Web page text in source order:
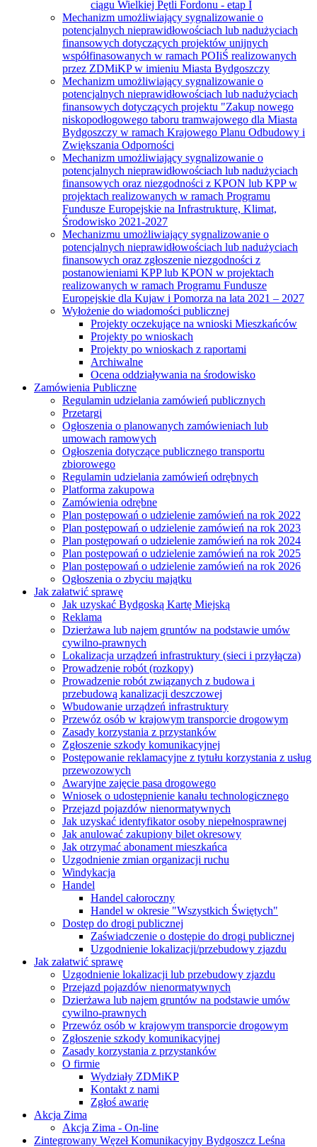
ciągu Wielkiej Pętli Fordonu - etap I
Mechanizm umożliwiający sygnalizowanie o
potencjalnych nieprawidłowościach lub nadużyciach
finansowych dotyczących projektów unijnych
współfinasowanych w ramach POIiŚ realizowanych
przez ZDMiKP w imieniu Miasta Bydgoszczy
Mechanizm umożliwiający sygnalizowanie o
potencjalnych nieprawidłowościach lub nadużyciach
finansowych dotyczących projektu "Zakup nowego
niskopodłogowego taboru tramwajowego dla Miasta
Bydgoszczy w ramach Krajowego Planu Odbudowy i
Zwiększania Odporności
Mechanizm umożliwiający sygnalizowanie o
potencjalnych nieprawidłowościach lub nadużyciach
finansowych oraz niezgodności z KPON lub KPP w
projektach realizowanych w ramach Programu
Fundusze Europejskie na Infrastrukturę, Klimat,
Środowisko 2021-2027
Mechanizmu umożliwiający sygnalizowanie o
potencjalnych nieprawidłowościach lub nadużyciach
finansowych oraz zgłoszenie niezgodności z
postanowieniami KPP lub KPON w projektach
realizowanych w ramach Programu Fundusze
Europejskie dla Kujaw i Pomorza na lata 2021 – 2027
Wyłożenie do wiadomości publicznej
Projekty oczekujące na wnioski Mieszkańców
Projekty po wnioskach
Projekty po wnioskach z raportami
Archiwalne
Ocena oddziaływania na środowisko
Zamówienia Publiczne
Regulamin udzielania zamówień publicznych
Przetargi
Ogłoszenia o planowanych zamówieniach lub
umowach ramowych
Ogłoszenia dotyczące publicznego transportu
zbiorowego
Regulamin udzielania zamówień odrębnych
Platforma zakupowa
Zamówienia odrębne
Plan postępowań o udzielenie zamówień na rok 2022
Plan postępowań o udzielenie zamówień na rok 2023
Plan postępowań o udzielenie zamówień na rok 2024
Plan postępowań o udzielenie zamówień na rok 2025
Plan postępowań o udzielenie zamówień na rok 2026
Ogłoszenia o zbyciu majątku
Jak załatwić sprawę
Jak uzyskać Bydgoską Kartę Miejską
Reklama
Dzierżawa lub najem gruntów na podstawie umów
cywilno-prawnych
Lokalizacja urządzeń infrastruktury (sieci i przyłącza)
Prowadzenie robót (rozkopy)
Prowadzenie robót związanych z budowa i
przebudową kanalizacji deszczowej
Wbudowanie urządzeń infrastruktury
Przewóz osób w krajowym transporcie drogowym
Zasady korzystania z przystanków
Zgłoszenie szkody komunikacyjnej
Postępowanie reklamacyjne z tytułu korzystania z usług
przewozowych
Awaryjne zajęcie pasa drogowego
Wniosek o udostępnienie kanału technologicznego
Przejazd pojazdów nienormatywnych
Jak uzyskać identyfikator osoby niepełnosprawnej
Jak anulować zakupiony bilet okresowy
Jak otrzymać abonament mieszkańca
Uzgodnienie zmian organizacji ruchu
Windykacja
Handel
Handel całoroczny
Handel w okresie "Wszystkich Świętych"
Dostęp do drogi publicznej
Zaświadczenie o dostępie do drogi publicznej
Uzgodnienie lokalizacji/przebudowy zjazdu
Jak załatwić sprawę
Uzgodnienie lokalizacji lub przebudowy zjazdu
Przejazd pojazdów nienormatywnych
Dzierżawa lub najem gruntów na podstawie umów
cywilno-prawnych
Przewóz osób w krajowym transporcie drogowym
Zgłoszenie szkody komunikacyjnej
Zasady korzystania z przystanków
O firmie
Wydziały ZDMiKP
Kontakt z nami
Zgłoś awarię
Akcja Zima
Akcja Zima - On-line
Zintegrowany Węzeł Komunikacyjny Bydgoszcz Leśna